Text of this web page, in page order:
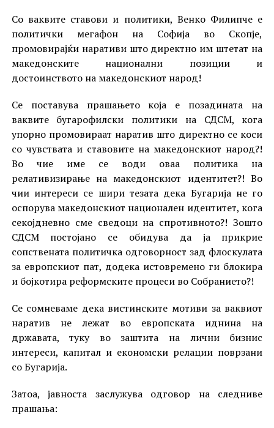
Со ваквите ставови и политики, Венко Филипче е
политички мегафон на Софија во Скопје,
промовирајќи наративи што директно им штетат на
македонските национални позиции и
достоинството на македонскиот народ!
Се поставува прашањето која е позадината на
ваквите бугарофилски политики на СДСМ, кога
упорно промовираат наратив што директно се коси
со чувствата и ставовите на македонскиот народ?!
Во чие име се води оваа политика на
релативизирање на македонскиот идентитет?! Во
чии интереси се шири тезата дека Бугарија не го
оспорува македонскиот национален идентитет, кога
секојдневно сме сведоци на спротивното?! Зошто
СДСМ постојано се обидува да ја прикрие
сопствената политичка одговорност зад флоскулата
за европскиот пат, додека истовремено ги блокира
и бојкотира реформските процеси во Собранието?!
Се сомневаме дека вистинските мотиви за ваквиот
наратив не лежат во европската иднина на
државата, туку во заштита на лични бизнис
интереси, капитал и економски релации поврзани
со Бугарија.
Затоа, јавноста заслужува одговор на следниве
прашања: